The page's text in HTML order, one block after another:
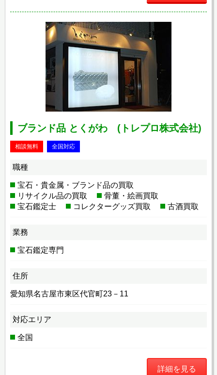
ブランド品 とくがわ (トレプロ株式会社)
相談無料 全国対応
職種
宝石・貴金属・ブランド品の買取
リサイクル品の買取
骨董・絵画買取
宝石鑑定士
コレクターグッズ買取 古酒買取
業務
宝石鑑定専門
住所
愛知県名古屋市東区代官町23－11
対応エリア
全国
詳細を見る